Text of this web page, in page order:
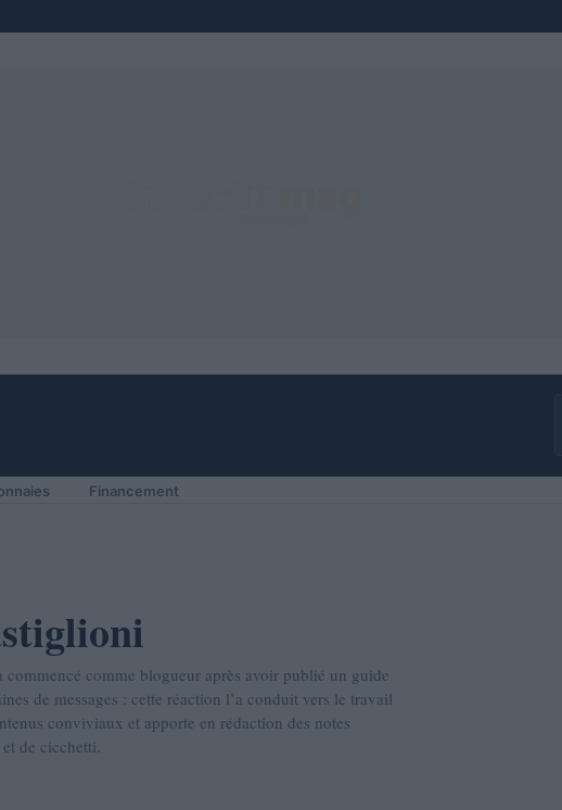
Financement
comme blogueur après avoir publié un guide
de messages : cette réaction l’a conduit vers le travail
conviviaux et apporte en rédaction des notes
de cicchetti.